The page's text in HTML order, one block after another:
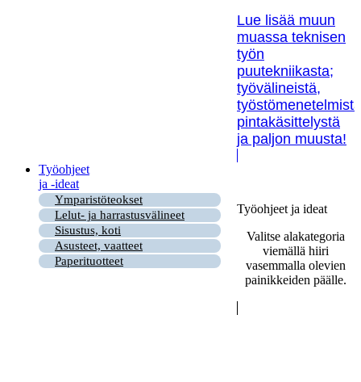
Lue lisää muun
muassa teknisen
työn
puutekniikasta;
työvälineistä,
pintakäsittelystä
ja paljon muusta!
Työohjeet
ja -ideat
Ymparistöteokset
Lelut- ja harrastusvälineet
Sisustus, koti
Asusteet, vaatteet
Paperituotteet
Työohjeet ja ideat
Valitse alakategoria
viemällä hiiri
vasemmalla olevien
painikkeiden päälle.